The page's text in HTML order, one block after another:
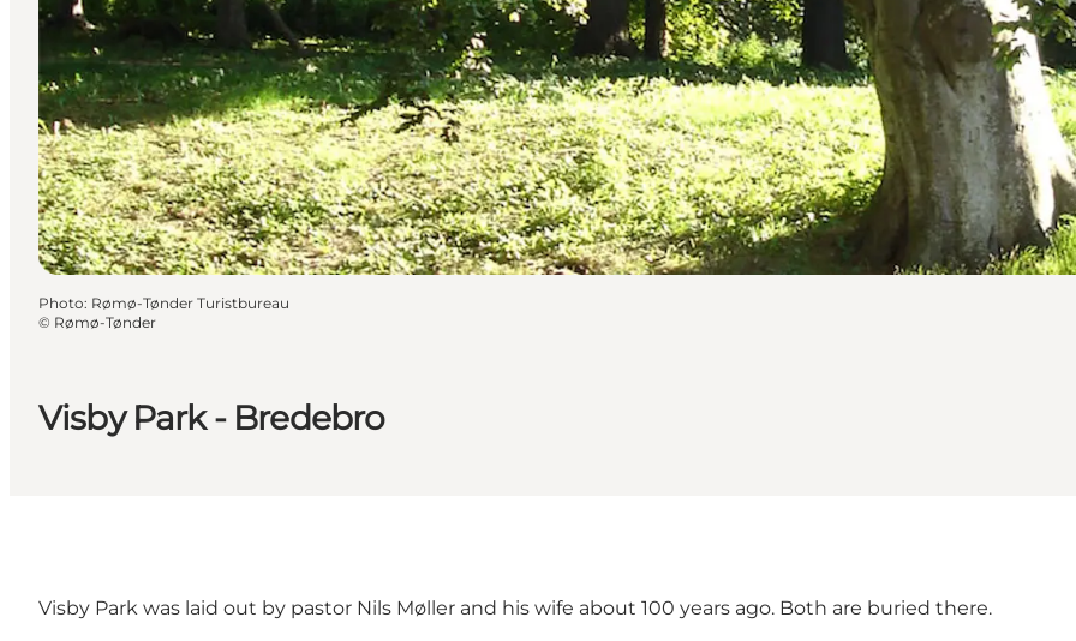
Visby Park - Bredebro
Photo: Rømø-Tønder Turistbureau
© Rømø-Tønder
Visby Park was laid out by pastor Nils Møller and his wife about 100 years ago. Both are buried there.